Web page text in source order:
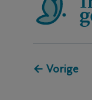
← Vorige